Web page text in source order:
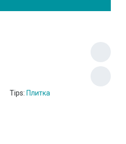
Tips: Плитка